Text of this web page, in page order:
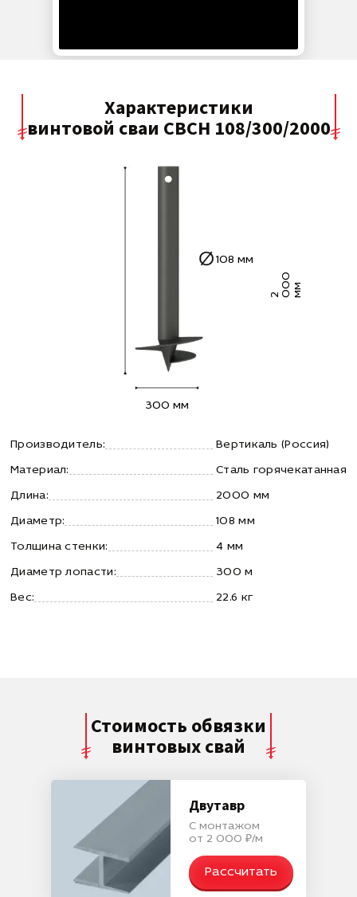
Характеристики
винтовой сваи СВСН 108/300/2000
2
0 0
0
м м
300 мм
108 мм
Производитель: Вертикаль (Россия)
Материал: Сталь горячекатанная
Длина: 2000 мм
Диаметр: 108 мм
Толщина стенки: 4 мм
Диаметр лопасти: 300 м
Вес: 22.6 кг
Стоимость обвязки
винтовых свай
Двутавр
С монтажом
от 2 000 ₽/м
Рассчитать